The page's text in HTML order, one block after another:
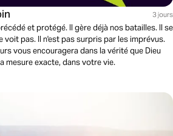
3 jours
et protégé. Il gère déjà nos batailles. Il se
voit pas. Il n'est pas surpris par les imprévus.
vous encouragera dans la vérité que Dieu
mesure exacte, dans votre vie.